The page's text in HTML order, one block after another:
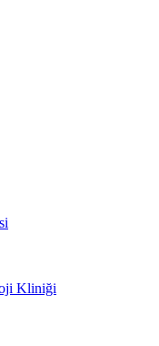
Kliniği